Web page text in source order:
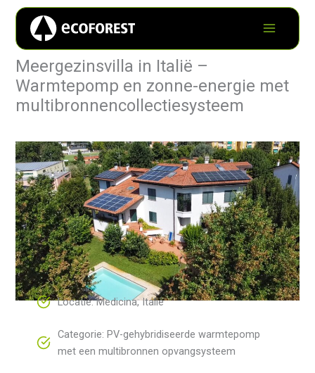
Meergezinsvilla in Italië –
Warmtepomp en zonne-energie met
multibronnencollectiesysteem
Locatie: Medicina, Italië
Categorie: PV-gehybridiseerde warmtepomp
met een multibronnen opvangsysteem